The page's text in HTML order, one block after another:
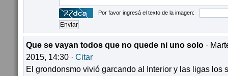
Por favor ingresá el texto de la imagen:
Que se vayan todos que no quede ni uno solo ·
2015, 14:30 · Citar
El grondonsmo vivió garcando al Interior y las ligas los